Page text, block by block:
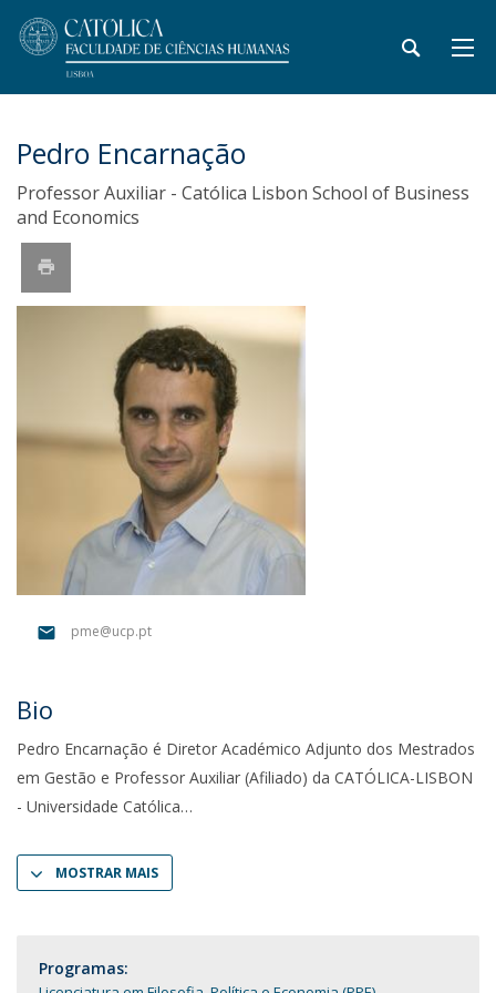
Pedro Encarnação
Professor Auxiliar - Católica Lisbon School of Business
and Economics
pme@ucp.pt
Bio
Pedro Encarnação é Diretor Académico Adjunto dos Mestrados
em Gestão e Professor Auxiliar (Afiliado) da CATÓLICA-LISBON
- Universidade Católica
MOSTRAR MAIS
Programas: